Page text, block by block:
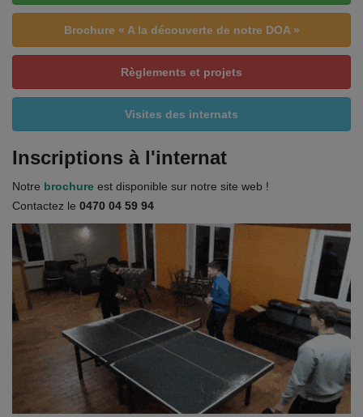
Brochure « A la découverte de notre DOA »
Règlements et projets
Visites des internats
Inscriptions à l'internat
Notre brochure est disponible sur notre site web !
Contactez le 0470 04 59 94